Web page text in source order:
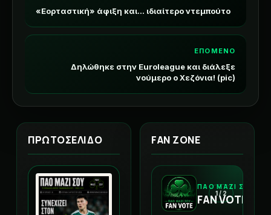
ΕΠΟΜΕΝΟ
Δηλώθηκε στην Euroleague και διάλεξε
νούμερο ο Χεζόνια! (pic)
«Εορταστική» άφιξη και... ιδιαίτερο ντεμπούτο
ΠΡΩΤΟΣΕΛΙΔΟ FAN ZONE
ΠΑΟ ΜΑΖΙ ΣΟΥ
FAN VOTE
1 / 2